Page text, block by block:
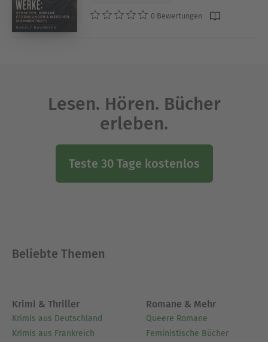
0 Bewertungen
Lesen. Hören. Bücher
erleben.
Teste 30 Tage kostenlos
Beliebte Themen
Krimi & Thriller
Krimis aus Deutschland
Krimis aus Frankreich
Romane & Mehr
Queere Romane
Feministische Bücher